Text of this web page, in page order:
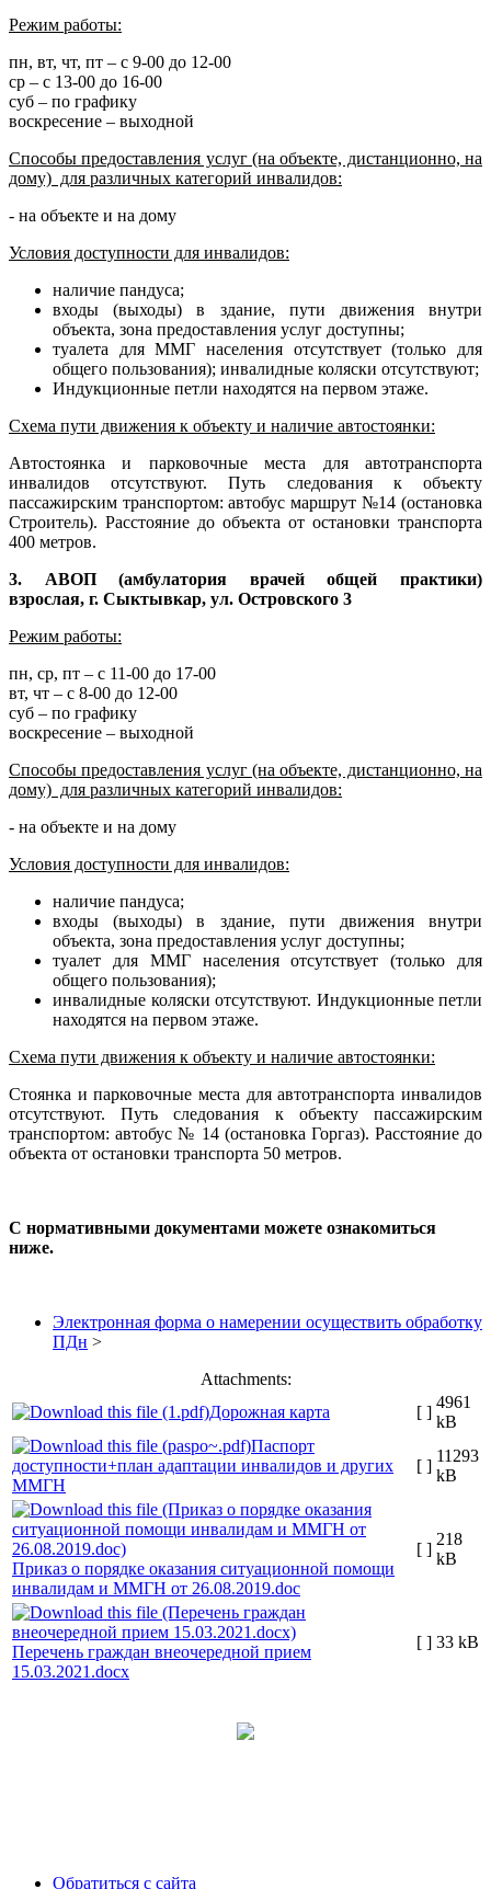
Режим работы:
пн, вт, чт, пт – с 9-00 до 12-00
ср – с 13-00 до 16-00
суб – по графику
воскресение – выходной
Способы предоставления услуг (на объекте, дистанционно, на
дому) для различных категорий инвалидов:
- на объекте и на дому
Условия доступности для инвалидов:
наличие пандуса;
входы (выходы) в здание, пути движения внутри
объекта, зона предоставления услуг доступны;
туалета для ММГ населения отсутствует (только для
общего пользования); инвалидные коляски отсутствуют;
Индукционные петли находятся на первом этаже.
Схема пути движения к объекту и наличие автостоянки:
Автостоянка и парковочные места для автотранспорта
инвалидов отсутствуют. Путь следования к объекту
пассажирским транспортом: автобус маршрут №14 (остановка
Строитель). Расстояние до объекта от остановки транспорта
400 метров.
3. АВОП (амбулатория врачей общей практики)
взрослая, г. Сыктывкар, ул. Островского 3
Режим работы:
пн, ср, пт – с 11-00 до 17-00
вт, чт – с 8-00 до 12-00
суб – по графику
воскресение – выходной
Способы предоставления услуг (на объекте, дистанционно, на
дому) для различных категорий инвалидов:
- на объекте и на дому
Условия доступности для инвалидов:
наличие пандуса;
входы (выходы) в здание, пути движения внутри
объекта, зона предоставления услуг доступны;
туалет для ММГ населения отсутствует (только для
общего пользования);
инвалидные коляски отсутствуют. Индукционные петли
находятся на первом этаже.
Схема пути движения к объекту и наличие автостоянки:
Стоянка и парковочные места для автотранспорта инвалидов
отсутствуют. Путь следования к объекту пассажирским
транспортом: автобус № 14 (остановка Горгаз). Расстояние до
объекта от остановки транспорта 50 метров.
С нормативными документами можете ознакомиться
ниже.
Электронная форма о намерении осуществить обработку
ПДн >
Attachments:
Дорожная карта
[ ]
4961
kB
Паспорт
доступности+план адаптации инвалидов и других
ММГН
[ ]
11293
kB
Приказ о порядке оказания ситуационной помощи
инвалидам и ММГН от 26.08.2019.doc
[ ]
218
kB
Перечень граждан внеочередной прием
15.03.2021.docx
[ ] 33 kB
Обратиться с сайта